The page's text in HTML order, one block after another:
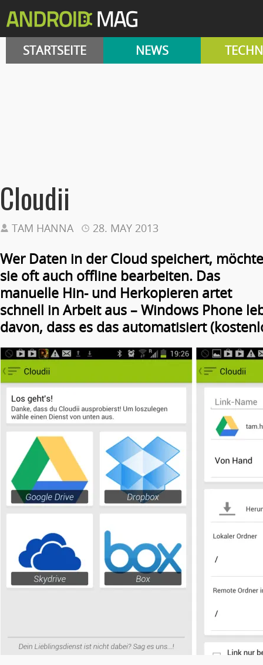
STARTSEITE NEWS
Cloudii
TAM HANNA 28. MAY 2013
Wer Daten in der Cloud speichert, möchte
sie oft auch offline bearbeiten. Das
manuelle Hin- und Herkopieren artet
schnell in Arbeit aus – Windows Phone
davon, dass es das automatisiert